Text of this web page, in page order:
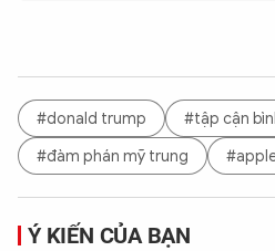
#donald trump
#tập cận
#đàm phán mỹ trung
Ý KIẾN CỦA BẠN